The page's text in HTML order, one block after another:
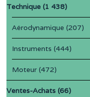
Technique (1 438)
Aérodynamique (207)
Instruments (444)
Moteur (472)
Ventes-Achats (66)